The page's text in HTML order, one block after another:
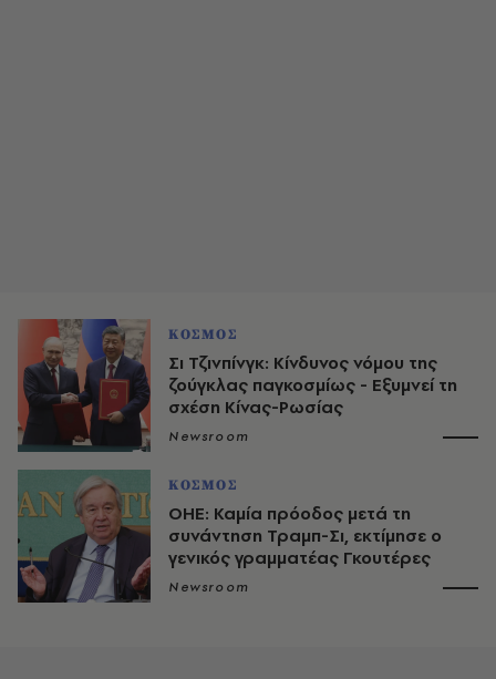
ΚΟΣΜΟΣ
Σι Τζινπίνγκ: Κίνδυνος νόμου της
ζούγκλας παγκοσμίως - Εξυμνεί τη
σχέση Κίνας-Ρωσίας
Newsroom
ΚΟΣΜΟΣ
ΟΗΕ: Καμία πρόοδος μετά τη
συνάντηση Τραμπ-Σι, εκτίμησε ο
γενικός γραμματέας Γκουτέρες
Newsroom